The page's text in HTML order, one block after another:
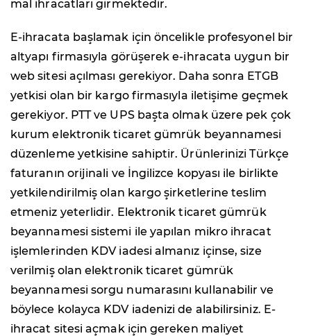
mal ihracatları girmektedir.
E-ihracata başlamak için öncelikle profesyonel bir
altyapı firmasıyla görüşerek e-ihracata uygun bir
web sitesi açılması gerekiyor. Daha sonra ETGB
yetkisi olan bir kargo firmasıyla iletişime geçmek
gerekiyor. PTT ve UPS başta olmak üzere pek çok
kurum elektronik ticaret gümrük beyannamesi
düzenleme yetkisine sahiptir. Ürünlerinizi Türkçe
faturanın orijinali ve İngilizce kopyası ile birlikte
yetkilendirilmiş olan kargo şirketlerine teslim
etmeniz yeterlidir. Elektronik ticaret gümrük
beyannamesi sistemi ile yapılan mikro ihracat
işlemlerinden KDV iadesi almanız içinse, size
verilmiş olan elektronik ticaret gümrük
beyannamesi sorgu numarasını kullanabilir ve
böylece kolayca KDV iadenizi de alabilirsiniz. E-
ihracat sitesi açmak için gereken maliyet